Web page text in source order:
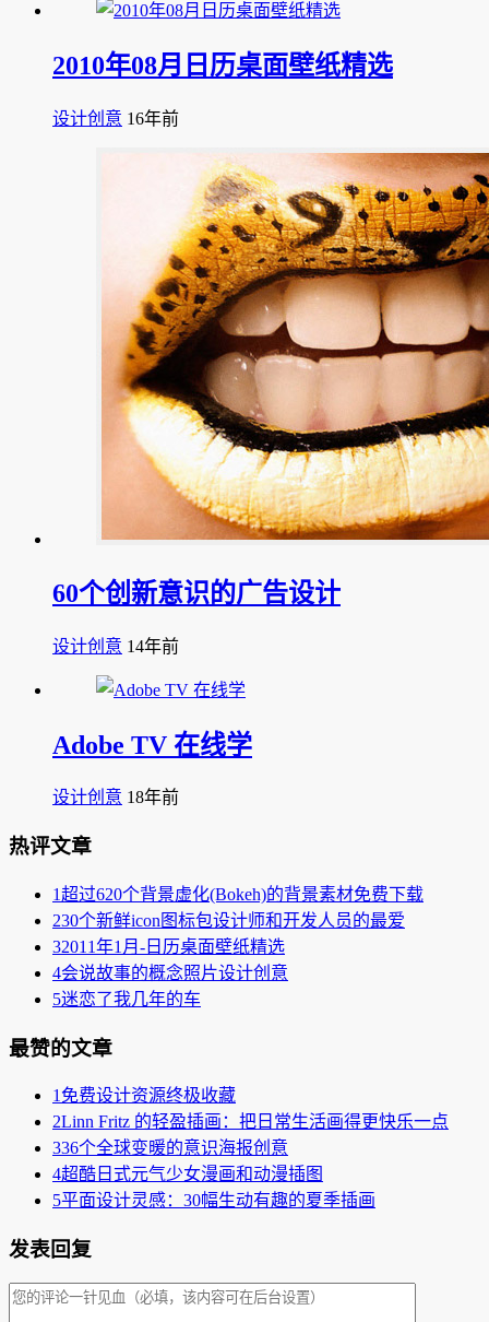
2010年08月日历桌面壁纸精选
设计创意 16年前
60个创新意识的广告设计
设计创意 14年前
Adobe TV 在线学
设计创意 18年前
热评文章
1超过620个背景虚化(Bokeh)的背景素材免费下载
230个新鲜icon图标包设计师和开发人员的最爱
32011年1月-日历桌面壁纸精选
4会说故事的概念照片设计创意
5迷恋了我几年的车
最赞的文章
1 免费设计资源终极收藏
2Linn Fritz 的轻盈插画：把日常生活画得更快乐一点
336个全球变暖的意识海报创意
4超酷日式元气少女漫画和动漫插图
5平面设计灵感：30幅生动有趣的夏季插画
发表回复